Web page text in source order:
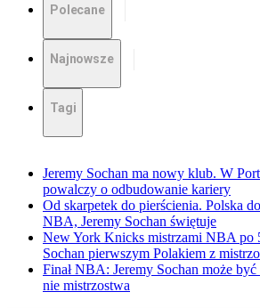
Polecane
Najnowsze
Tagi
Jeremy Sochan ma nowy klub. W
powalczy o odbudowanie kariery
Od skarpetek do pierścienia. Polska
NBA, Jeremy Sochan świętuje
New York Knicks mistrzami NBA po
Sochan pierwszym Polakiem z
Finał NBA: Jeremy Sochan może
nie mistrzostwa